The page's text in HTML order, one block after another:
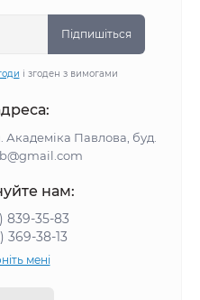
Підпишіться
і згоден з вимогами
Академіка Павлова, буд.
нам:
839-35-83
369-38-13
мені